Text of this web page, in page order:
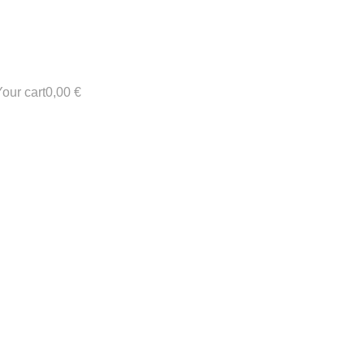
cart0,00 €